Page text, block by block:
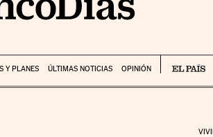
Y PLANES ÚLTIMAS NOTICIAS OPINIÓN